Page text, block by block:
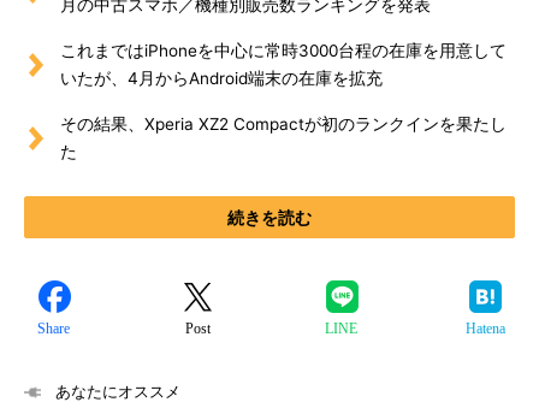
月の中古スマホ／機種別販売数ランキングを発表
これまではiPhoneを中心に常時3000台程の在庫を用意して
いたが、4月からAndroid端末の在庫を拡充
その結果、Xperia XZ2 Compactが初のランクインを果たし
た
続きを読む
Share Post LINE Hatena
あなたにオススメ